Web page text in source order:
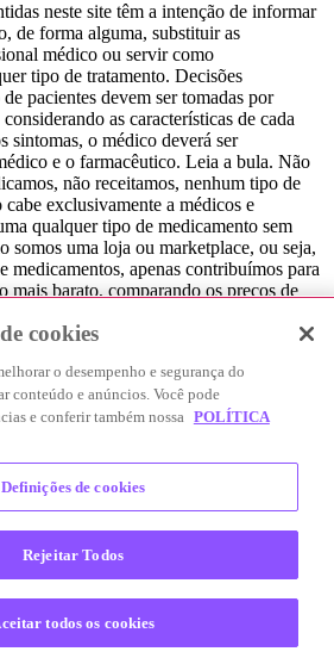
neste site têm a intenção de informar
de forma alguma, substituir as
médico ou servir como
tipo de tratamento. Decisões
pacientes devem ser tomadas por
as características de cada
sintomas, o médico deverá ser
e o farmacêutico. Leia a bula. Não
não receitamos, nenhum tipo de
exclusivamente a médicos e
qualquer tipo de medicamento sem
somos uma loja ou marketplace, ou seja,
medicamentos, apenas contribuímos para
mais barato, comparando os preços de
mas a finalização da compra
S.A. - todos os direitos reservados.
Paulista - São Paulo / SP - CEP.:
0002-53.
cookies
o desempenho e segurança do
conteúdo e anúncios. Você pode
e conferir também nossa POLÍTICA
Definições de cookies
Rejeitar Todos
todos os cookies